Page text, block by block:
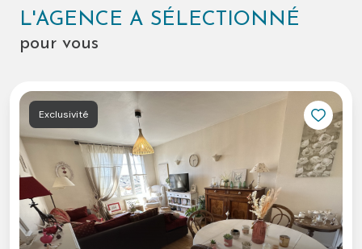
12h00 et de 14h00 à 19h00 et le samedi sur rendez-
vous.
A très vite.
L'AGENCE A SÉLECTIONNÉ
pour vous
Exclusivité